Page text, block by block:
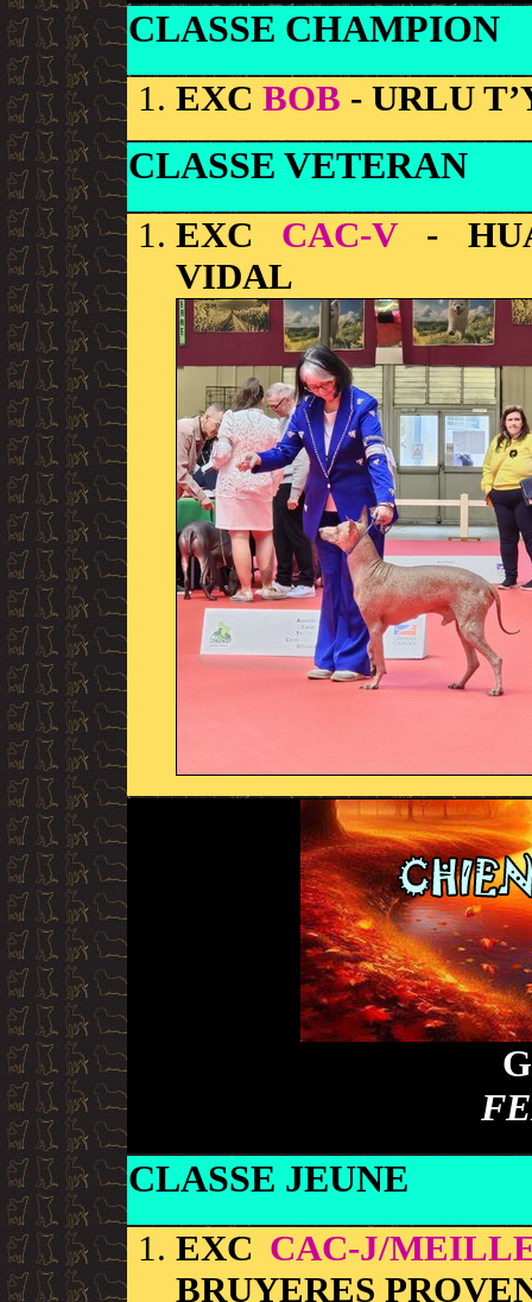
CLASSE CHAMPION
EXC BOB - URLU
CLASSE VETERAN
EXC CAC-V-
VIDAL
CLASSE JEUNE
EXC CAC-J/
BRUYERES